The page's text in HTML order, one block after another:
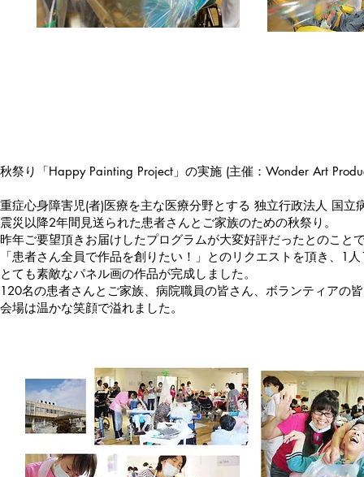
秋祭り「Happy Painting Project」の実施 (主催：Wonder Art
重症心身障害児(者)医療を主な医療分野とする 独立行政法人 国
震災以降2年間見送られた患者さんとご家族のための秋祭り。
昨年ご要望頂きお届けしたプログラムが大変好評だったとのこと
「患者さん全員で作品を創りたい！」とのリクエストを頂き、1
とても素敵なパネル画の作品が完成しました。
120名の患者さんとご家族、病院職員の皆さん、ボランティアの
会場は温かな笑顔で溢れました。